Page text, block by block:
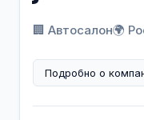
🏢 Автосалон🌍
Подробно о